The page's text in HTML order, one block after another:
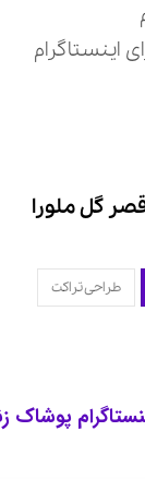
اینستاگرام
گل ملورا
طراحی تراکت
پوشاک